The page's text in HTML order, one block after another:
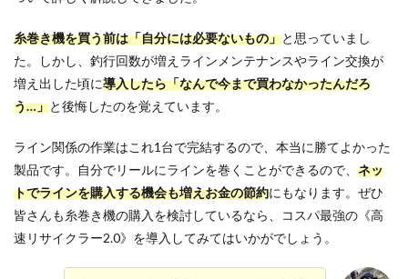
糸巻き機を買う前は「自分には必要ないもの」と思っていまし
た。しかし、釣行回数が増えラインメンテナンスやライン交換が
増え出した頃に導入したら「なんで今まで買わなかったんだろ
う…」と後悔したのを覚えています。
ライン関係の作業はこれ1台で完結するので、本当に勝てよかった
製品です。自分でリールにラインを巻くことができるので、 ネッ
トでラインを購入する機会も増えお金の節約にもなります。ぜひ
皆さんも糸巻き機の購入を検討しているなら、コスパ最強の《高
速リサイクラー2.0》を導入してみてはいかがでしょう。